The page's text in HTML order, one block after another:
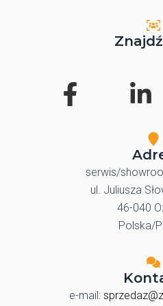
serwis/
ul. Juliusza
46-040
Polska/
e-mail: